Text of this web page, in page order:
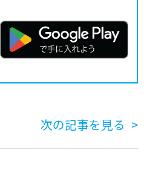
次の記事を見る